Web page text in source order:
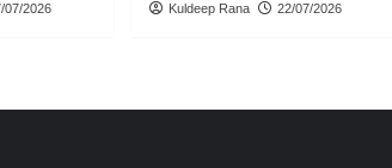
07/2026 Kuldeep Rana 22/07/2026